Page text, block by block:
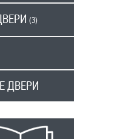
(3)
ДВЕРИ